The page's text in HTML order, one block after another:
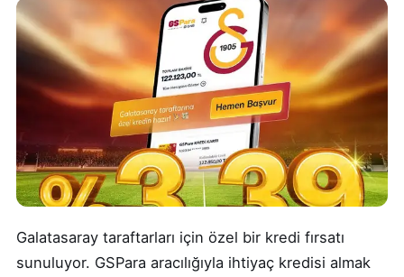
Galatasaray taraftarları için özel bir kredi fırsatı
sunuluyor. GSPara aracılığıyla ihtiyaç kredisi almak